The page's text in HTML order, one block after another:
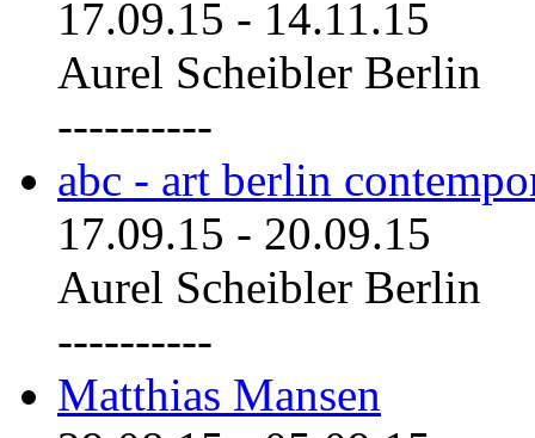
17.09.15 - 14.11.15
Aurel Scheibler Berlin
----------
abc - art berlin
17.09.15 - 20.09.15
Aurel Scheibler Berlin
----------
Matthias Mansen